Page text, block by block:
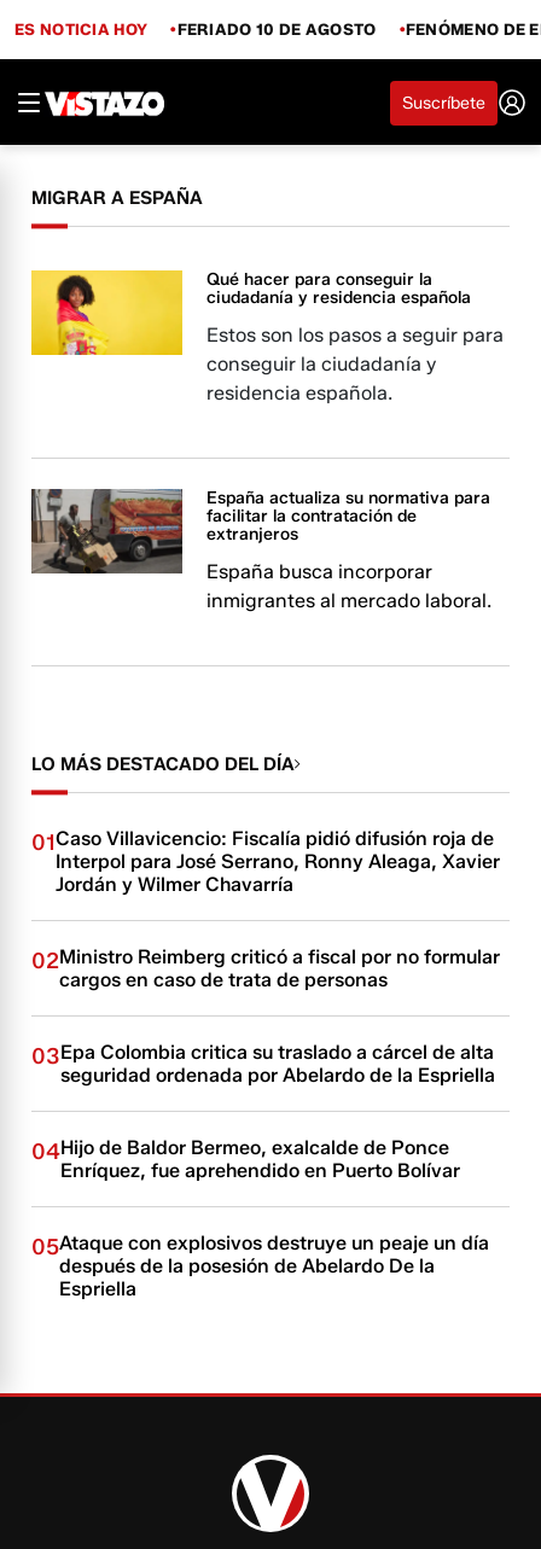
ES NOTICIA HOY FERIADO 10 DE AGOSTO FENÓMENO DE
Suscríbete
MIGRAR A ESPAÑA
Qué hacer para conseguir la
ciudadanía y residencia española
Estos son los pasos a seguir para
conseguir la ciudadanía y
residencia española.
España actualiza su normativa para
facilitar la contratación de
extranjeros
España busca incorporar
inmigrantes al mercado laboral.
LO MÁS DESTACADO DEL DÍA
01Caso Villavicencio: Fiscalía pidió difusión roja de
Interpol para José Serrano, Ronny Aleaga, Xavier
Jordán y Wilmer Chavarría
02Ministro Reimberg criticó a fiscal por no formular
cargos en caso de trata de personas
03Epa Colombia critica su traslado a cárcel de alta
seguridad ordenada por Abelardo de la Espriella
04Hijo de Baldor Bermeo, exalcalde de Ponce
Enríquez, fue aprehendido en Puerto Bolívar
05Ataque con explosivos destruye un peaje un día
después de la posesión de Abelardo De la
Espriella